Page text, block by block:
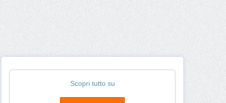
Scopri tutto su